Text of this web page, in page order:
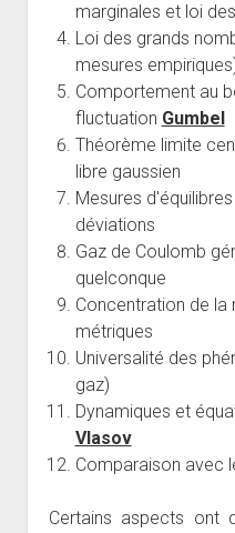
marginales et loi
Loi des grands
mesures
Comportement au
fluctuation Gumbel
Théorème limite
libre gaussien
Mesures
déviations
Gaz de Coulomb
quelconque
Concentration de la
métriques
Universalité des
gaz)
Dynamiques et
Vlasov
Comparaison avec
Certains aspects ont